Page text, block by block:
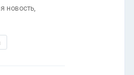
новость,